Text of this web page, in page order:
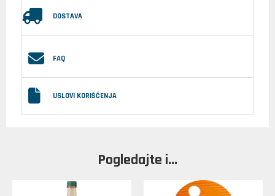
DOSTAVA
FAQ
USLOVI KORIŠĆENJA
Pogledajte i...